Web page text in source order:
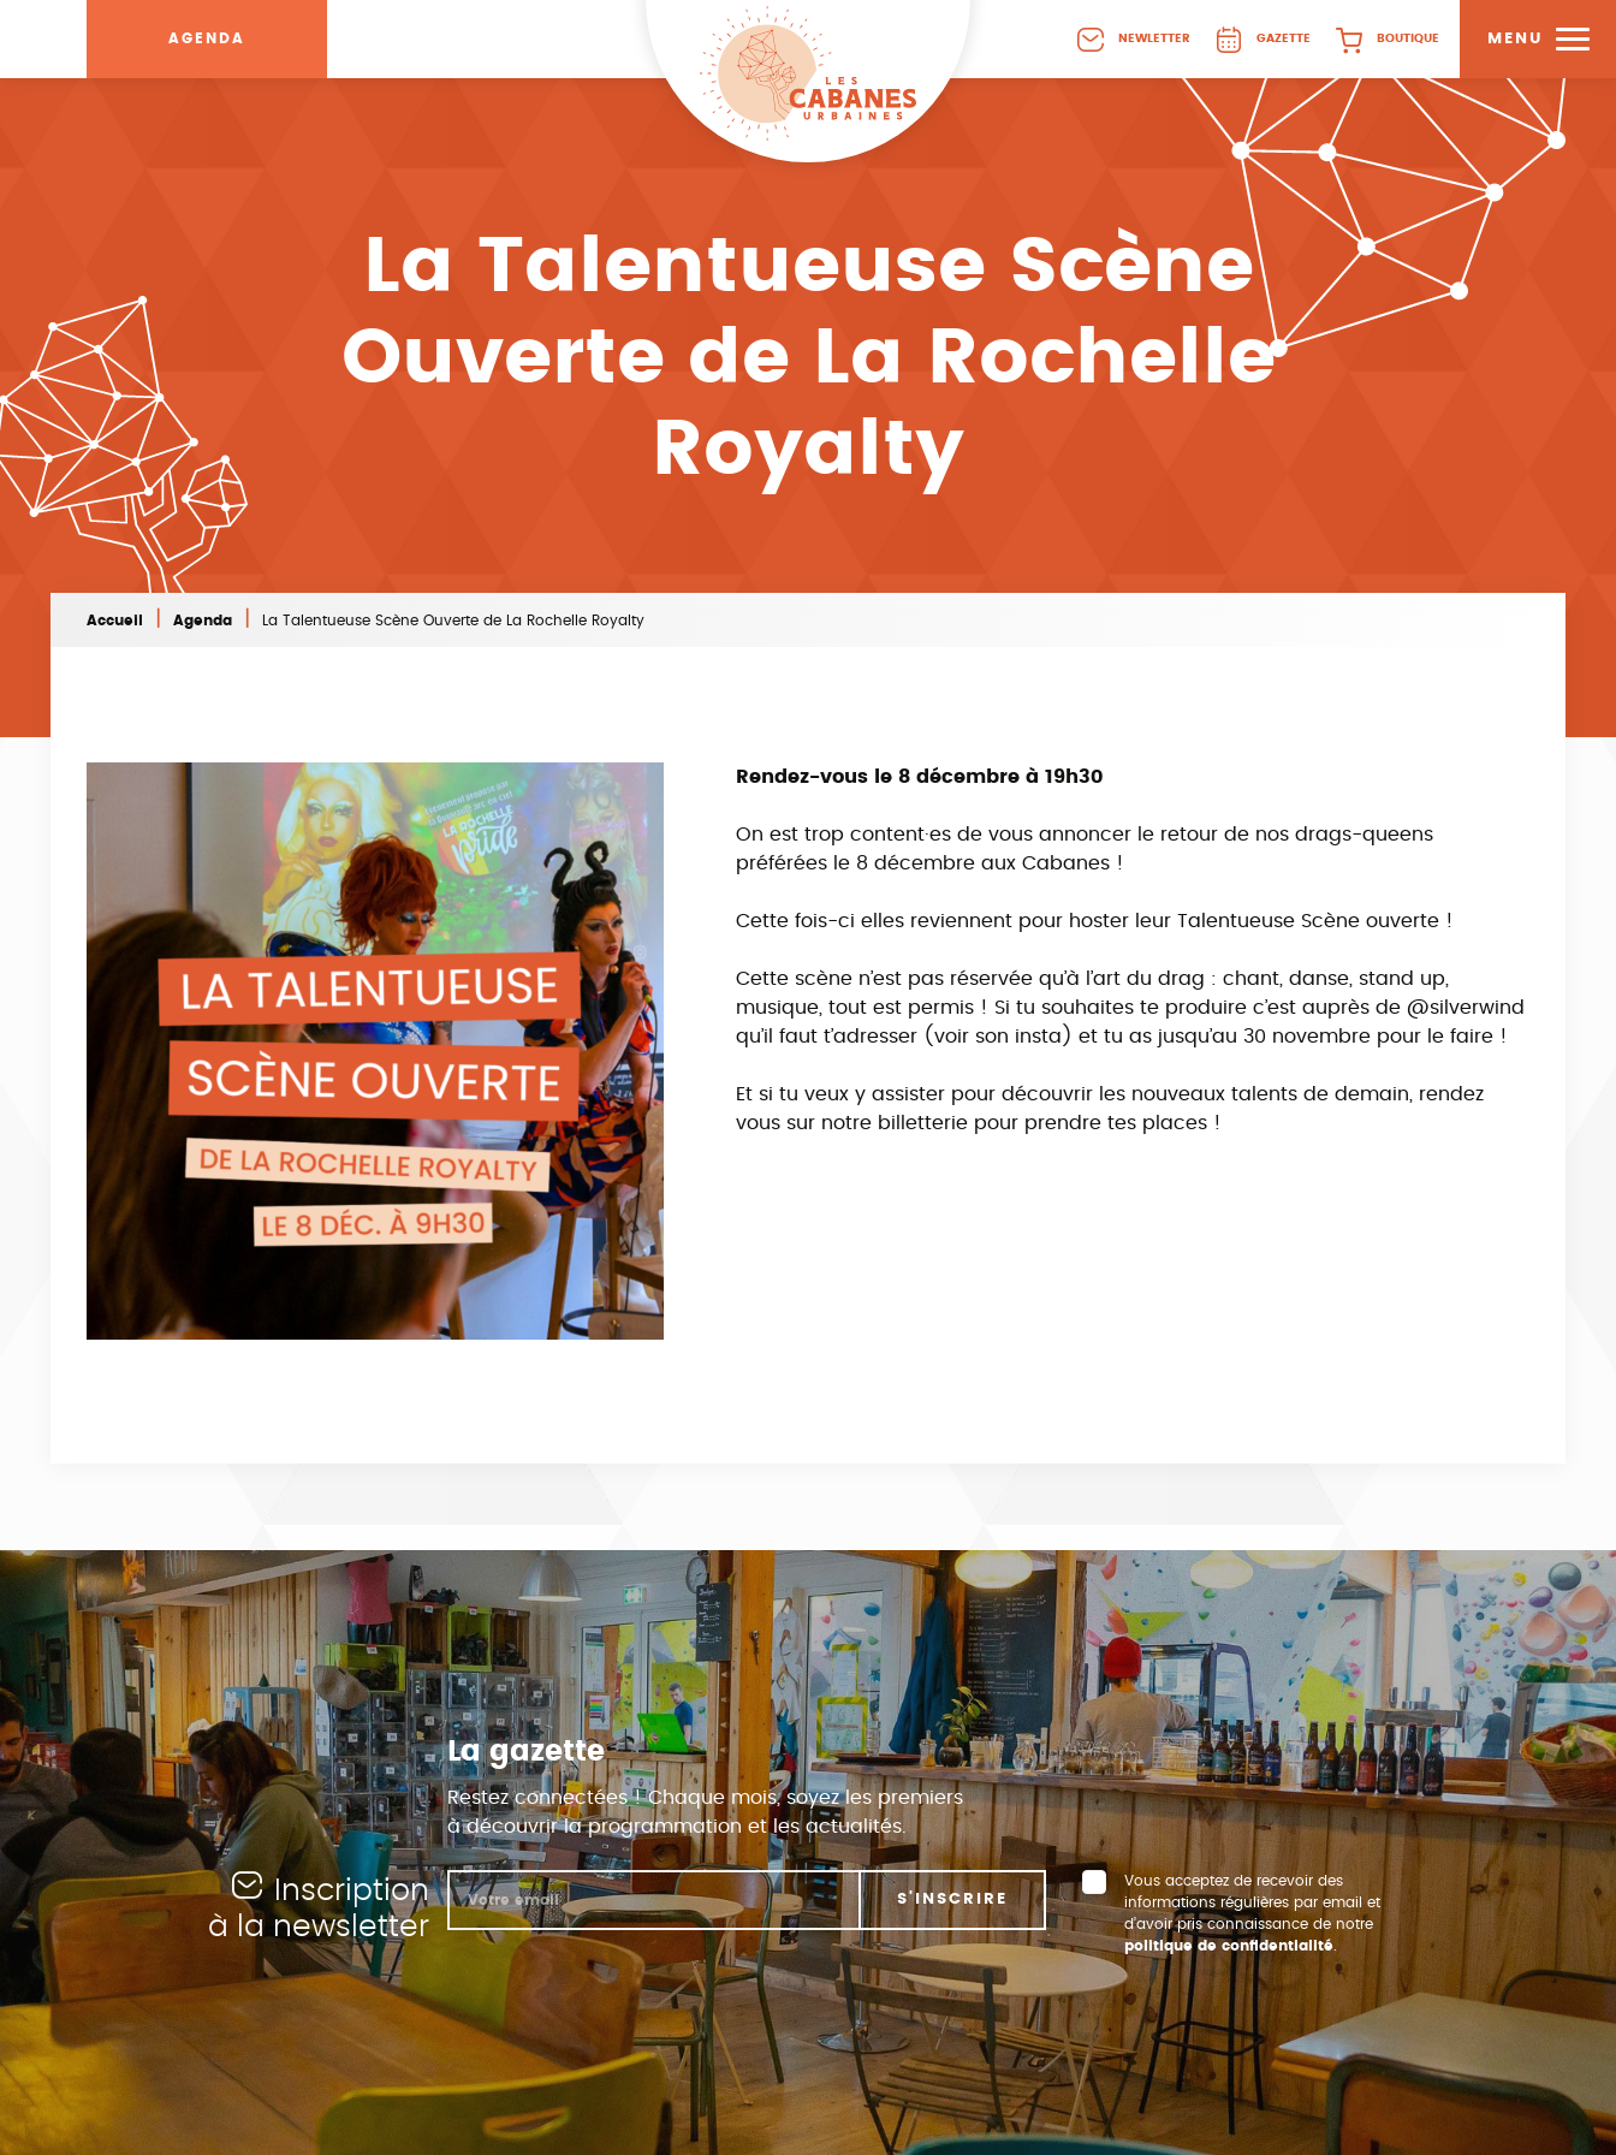
AGENDA NEWLETTER GAZETTE BOUTIQUE MENU
La Talentueuse Scène
Ouverte de La Rochelle
Royalty
Accueil Agenda La Talentueuse Scène Ouverte de La Rochelle Royalty
Rendez-vous le 8 décembre à 19h30
On est trop content·es de vous annoncer le retour de nos drags-queens
préférées le 8 décembre aux Cabanes !
Cette fois-ci elles reviennent pour hoster leur Talentueuse Scène ouverte !
Cette scène n’est pas réservée qu’à l’art du drag : chant, danse, stand up,
musique, tout est permis ! Si tu souhaites te produire c’est auprès de @‌silverwind
qu’il faut t’adresser (voir son insta) et tu as jusqu’au 30 novembre pour le faire !
Et si tu veux y assister pour découvrir les nouveaux talents de demain, rendez
vous sur notre billetterie pour prendre tes places !
La gazette
Restez connectées ! Chaque mois, soyez les premiers
à découvrir la programmation et les actualités.
Inscription
à la newsletter
S'INSCRIRE
Vous acceptez de recevoir des
informations régulières par email et
d’avoir pris connaissance de notre
politique de confidentialité.